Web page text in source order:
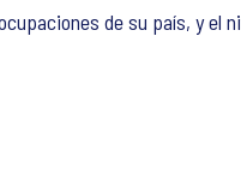
de su país, y el